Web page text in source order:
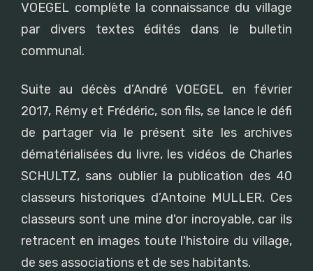
VOEGEL complète la connaissance du village
par divers textes édités dans le bulletin
communal.
Suite au décès d’André VOEGEL en février
2017, Rémy et Frédéric, son fils, se lance le défi
de partager via le présent site les archives
dématérialisées du livre, les vidéos de Charles
SCHULTZ, sans oublier la publication des 40
classeurs historiques d’Antoine MULLER. Ces
classeurs sont une mine d'or incroyable, car ils
retracent en images toute l'histoire du village,
de ses associations et de ses habitants.